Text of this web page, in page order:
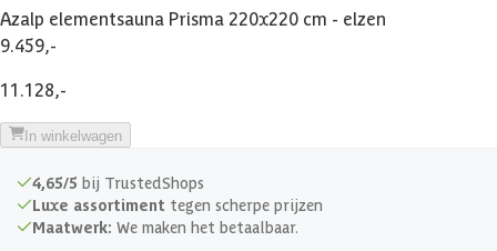
Azalp elementsauna Prisma 220x220 cm - elzen
9.459,-
11.128,-
In winkelwagen
4,65/5 bij TrustedShops
Luxe assortiment tegen scherpe prijzen
Maatwerk: We maken het betaalbaar.